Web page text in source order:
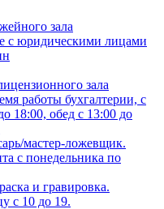
зала
с юридическими лицами
зала
работы бухгалтерии, с
18:00, обед с 13:00 до
мастер-ложевщик.
с понедельника по
и гравировка.
с 10 до 19.